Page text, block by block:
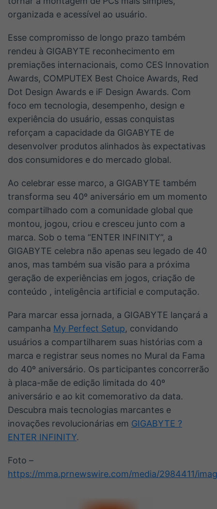
Crédito
organizada e acessível ao usuário.
Esse compromisso de longo prazo também
rendeu à GIGABYTE reconhecimento em
premiações internacionais, como CES Innovation
Awards, COMPUTEX Best Choice Awards, Red
Dot Design Awards e iF Design Awards. Com
foco em tecnologia, desempenho, design e
experiência do usuário, essas conquistas
reforçam a capacidade da GIGABYTE de
desenvolver produtos alinhados às expectativas
dos consumidores e do mercado global.
Ao celebrar esse marco, a GIGABYTE também
transforma seu 40º aniversário em um momento
compartilhado com a comunidade global que
montou, jogou, criou e cresceu junto com a
marca. Sob o tema “ENTER INFINITY”, a
GIGABYTE celebra não apenas seu legado de 40
anos, mas também sua visão para a próxima
geração de experiências em jogos, criação de
conteúdo , inteligência artificial e computação.
Para marcar essa jornada, a GIGABYTE lançará a
campanha My Perfect Setup, convidando
usuários a compartilharem suas histórias com a
marca e registrar seus nomes no Mural da Fama
do 40º aniversário. Os participantes concorrerão
à placa-mãe de edição limitada do 40º
aniversário e ao kit comemorativo da data.
Descubra mais tecnologias marcantes e
inovações revolucionárias em GIGABYTE ?
ENTER INFINITY.
Foto –
https://mma.prnewswire.com/media/2984411/